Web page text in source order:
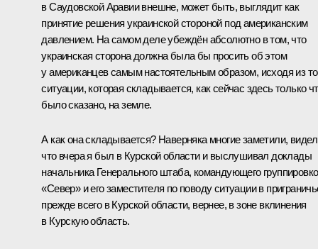
в Саудовской Аравии внешне, может быть, выглядит как
принятие решения украинской стороной под американским
давлением. На самом деле убеждён абсолютно в том, что
украинская сторона должна была бы просить об этом
у американцев самым настоятельным образом, исходя из
ситуации, которая складывается, как сейчас здесь только
было сказано, на земле.
А как она складывается? Наверняка многие заметили,
что вчера я был в Курской области и выслушивал доклады
начальника Генерального штаба, командующего
«Север» и его заместителя по поводу ситуации в
прежде всего в Курской области, вернее, в зоне вклинения
в Курскую область.